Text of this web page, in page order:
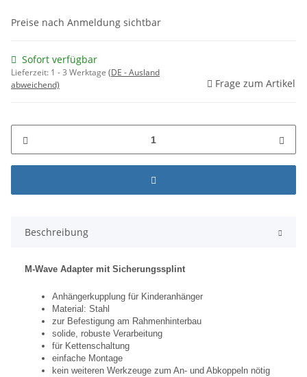
Preise nach Anmeldung sichtbar
Sofort verfügbar
Lieferzeit: 1 - 3 Werktage (DE - Ausland
abweichend)
Frage zum Artikel
Beschreibung
M-Wave Adapter mit Sicherungssplint
Anhängerkupplung für Kinderanhänger
Material: Stahl
zur Befestigung am Rahmenhinterbau
solide, robuste Verarbeitung
für Kettenschaltung
einfache Montage
kein weiteren Werkzeuge zum An- und Abkoppeln nötig